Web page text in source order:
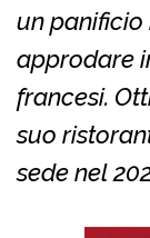
un panificio
approdare
francesi.
suo
sede nel